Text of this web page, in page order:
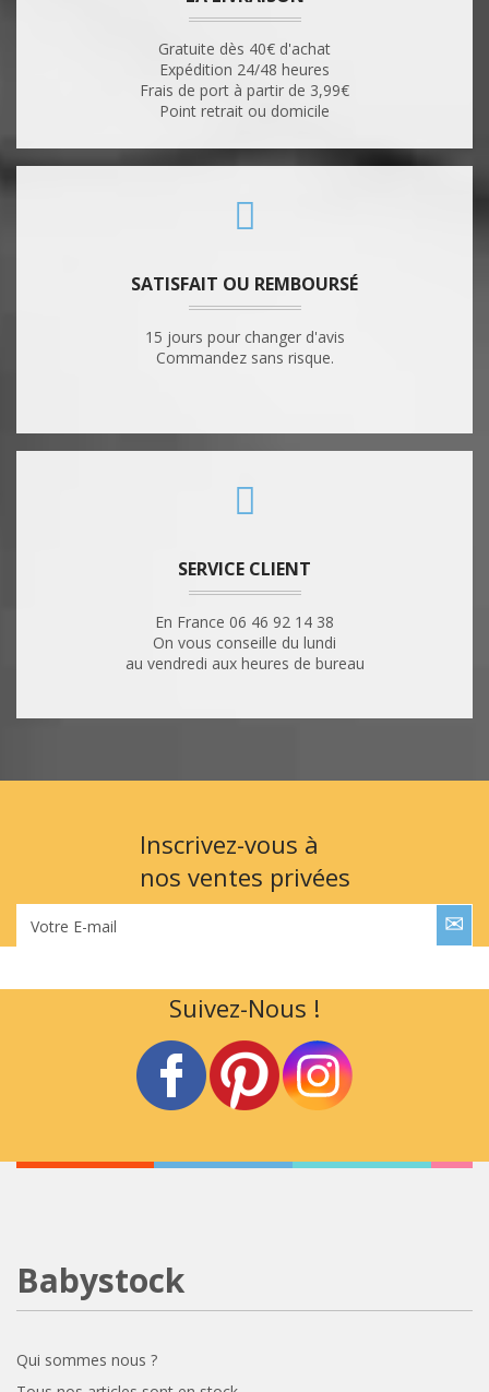
Gratuite dès 40€ d'achat
Expédition 24/48 heures
Frais de port à partir de 3,99€
Point retrait ou domicile
SATISFAIT OU REMBOURSÉ
15 jours pour changer d'avis
Commandez sans risque.
SERVICE CLIENT
En France 06 46 92 14 38
On vous conseille du lundi
au vendredi aux heures de bureau
Inscrivez-vous à
nos ventes privées
Votre E-mail
Suivez-Nous !
Babystock
Qui sommes nous ?